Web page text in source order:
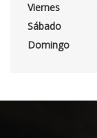
Viernes
Sábado
Domingo